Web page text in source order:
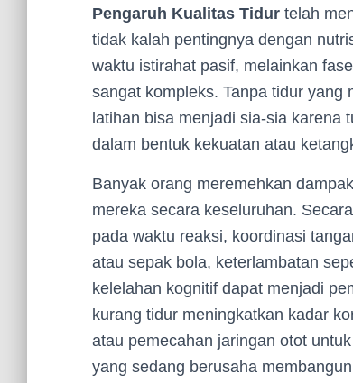
Pengaruh Kualitas Tidur telah
tidak kalah pentingnya dengan
waktu istirahat pasif, melainkan
sangat kompleks. Tanpa tidur yang
latihan bisa menjadi sia-sia karena
dalam bentuk kekuatan atau
Banyak orang meremehkan
mereka secara keseluruhan.
pada waktu reaksi, koordinasi
atau sepak bola, keterlambatan
kelelahan kognitif dapat menjadi
kurang tidur meningkatkan kadar
atau pemecahan jaringan otot
yang sedang berusaha